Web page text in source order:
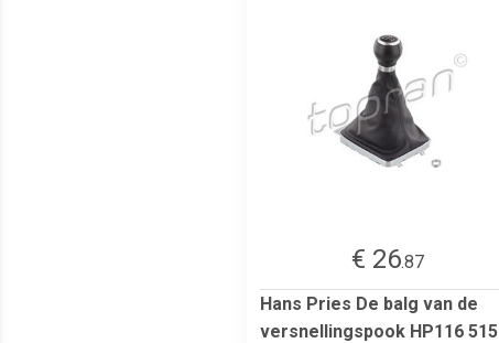
€ 26.87
Hans Pries De balg van de
versnellingspook HP116 515